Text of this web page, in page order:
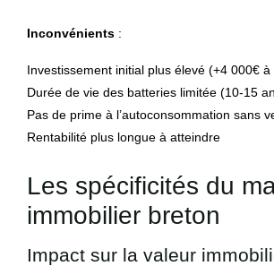
Inconvénients :
Investissement initial plus élevé (+4 000€ à
Durée de vie des batteries limitée (10-15
Pas de prime à l’autoconsommation sans
Rentabilité plus longue à atteindre
Les spécificités du
immobilier breton
Impact sur la valeur